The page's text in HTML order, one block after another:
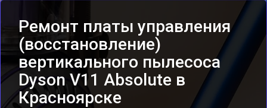
Ремонт платы управления
(восстановление)
вертикального пылесоса
Dyson V11 Absolute в
Красноярске